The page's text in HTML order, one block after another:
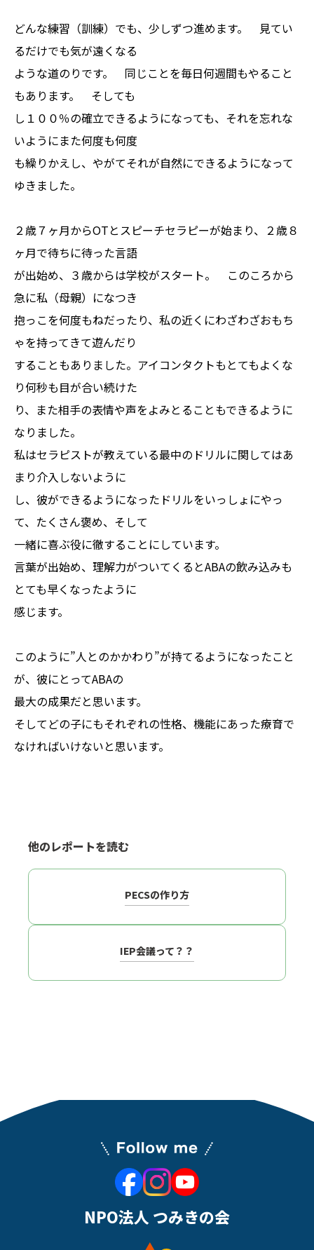
どんな練習（訓練）でも、少しずつ進めます。 見てい
るだけでも気が遠くなる
ような道のりです。 同じことを毎日何週間もやること
もあります。 そしても
し１００％の確立できるようになっても、それを忘れな
いようにまた何度も何度
も繰りかえし、やがてそれが自然にできるようになって
ゆきました。
２歳７ヶ月からOTとスピーチセラピーが始まり、２歳８
ヶ月で待ちに待った言語
が出始め、３歳からは学校がスタート。 このころから
急に私（母親）になつき
抱っこを何度もねだったり、私の近くにわざわざおもち
ゃを持ってきて遊んだり
することもありました。アイコンタクトもとてもよくな
り何秒も目が合い続けた
り、また相手の表情や声をよみとることもできるように
なりました。
私はセラピストが教えている最中のドリルに関してはあ
まり介入しないように
し、彼ができるようになったドリルをいっしょにやっ
て、たくさん褒め、そして
一緒に喜ぶ役に徹することにしています。
言葉が出始め、理解力がついてくるとABAの飲み込みも
とても早くなったように
感じます。
このように”人とのかかわり”が持てるようになったこと
が、彼にとってABAの
最大の成果だと思います。
そしてどの子にもそれぞれの性格、機能にあった療育で
なければいけないと思います。
他のレポートを読む
PECSの作り方
IEP会議って？？
NPO法人 つみきの会